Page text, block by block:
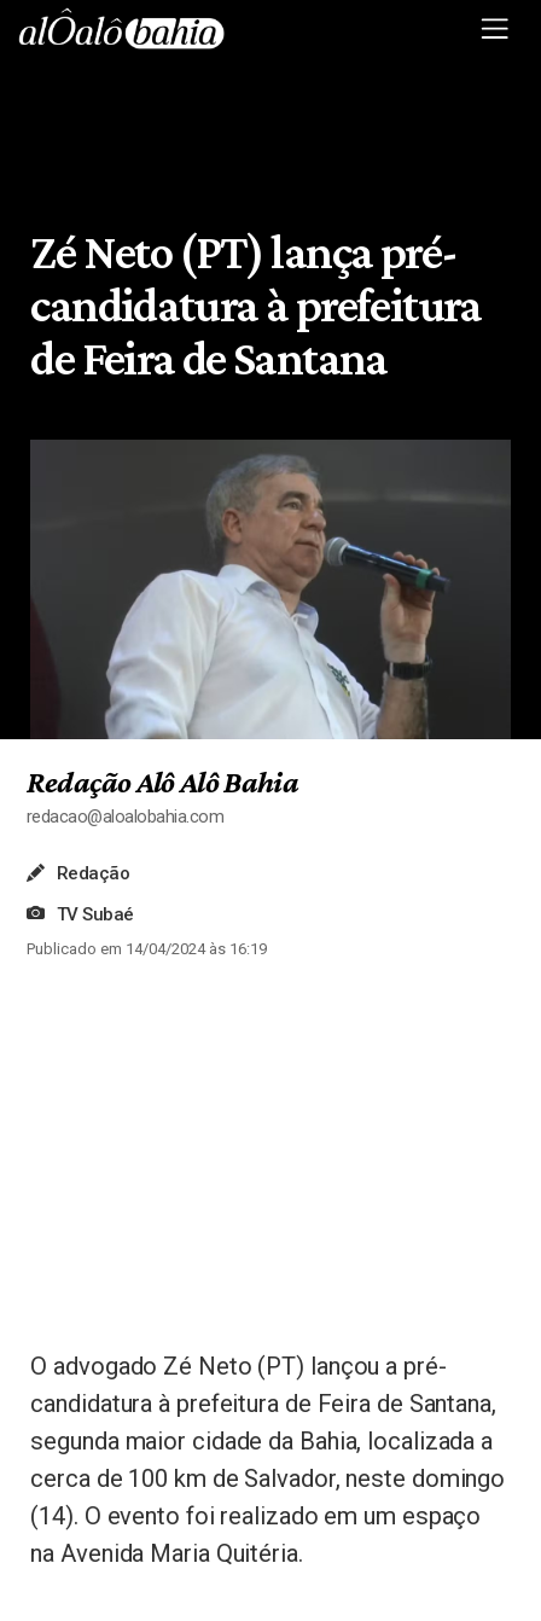
Zé Neto (PT) lança pré-
candidatura à prefeitura
de Feira de Santana
Redação Alô Alô Bahia
redacao@aloalobahia.com
Redação
TV Subaé
Publicado em 14/04/2024 às 16:19
O advogado Zé Neto (PT) lançou a pré-
candidatura à prefeitura de Feira de Santana,
segunda maior cidade da Bahia, localizada a
cerca de 100 km de Salvador, neste domingo
(14). O evento foi realizado em um espaço
na Avenida Maria Quitéria.